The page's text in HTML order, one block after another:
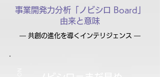
事業開発力分析「ノビシロ Board」
由来と意味
​― 共創の進化を導くインテリジェンス ―